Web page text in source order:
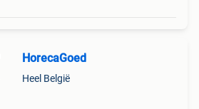
HorecaGoed
Heel België